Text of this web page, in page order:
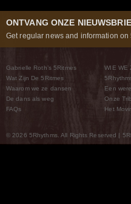
ONTVANG ONZE
Get regular news and information
Gabrielle Roth’s 5Ritmes
Wat Zijn De 5Ritmes
Waarom we ze dansen
De dans als weg
FAQs
WIE WE
Een
Onze
Het
© 2026 5Rhythms. All Rights Reserved |